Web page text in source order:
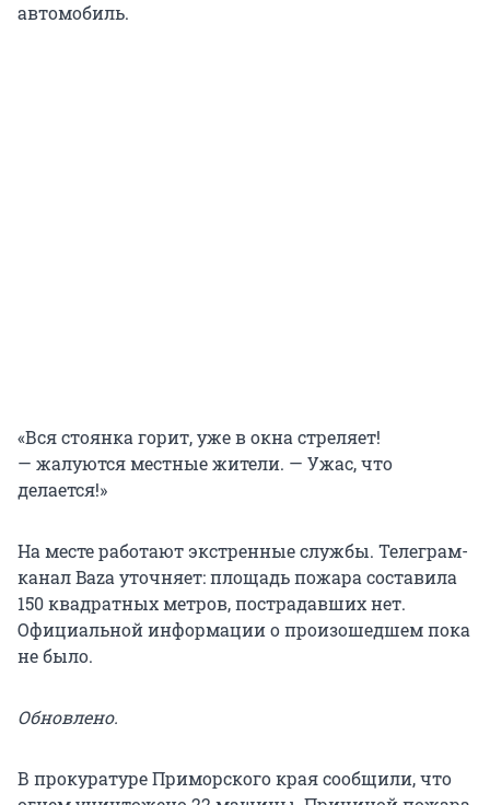
автомобиль.
«Вся стоянка горит, уже в окна стреляет!
— жалуются местные жители. — Ужас, что
делается!»
На месте работают экстренные службы. Телеграм-
канал Baza уточняет: площадь пожара составила
150 квадратных метров, пострадавших нет.
Официальной информации о произошедшем пока
не было.
Обновлено.
В прокуратуре Приморского края сообщили, что